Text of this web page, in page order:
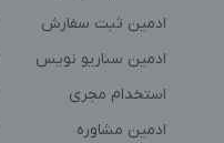
ادمین ثبت سفارش
ادمین سناریو نویس
استخدام مجری
ادمین مشاوره